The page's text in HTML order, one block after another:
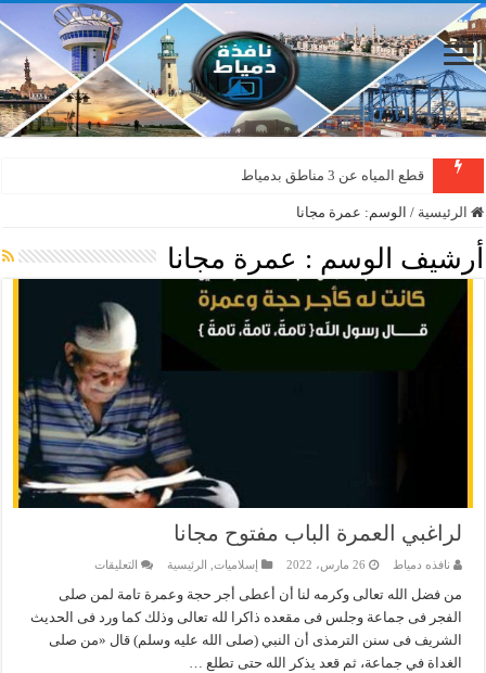
قطع المياه عن 3 مناطق بدمياط
الرئيسية / الوسم: عمرة مجانا
أرشيف الوسم : عمرة مجانا
لراغبي العمرة الباب مفتوح مجانا
نافذه دمياط 26 مارس، 2022 إسلاميات, الرئيسية التعليقاتعلى
العمرة
الباب
مفتوح
مغلقة
من فضل الله تعالى وكرمه لنا أن أعطى أجر حجة وعمرة تامة لمن صلى
الفجر فى جماعة وجلس فى مقعده ذاكرا لله تعالى وذلك كما ورد فى الحديث
الشريف فى سنن الترمذى أن النبي (صلى الله عليه وسلم) قال «من صلى
الغداة في جماعة، ثم قعد يذكر الله حتى تطلع …